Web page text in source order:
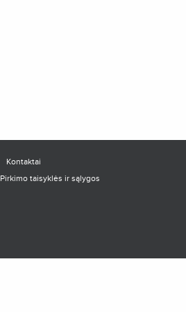
Kontaktai
Pirkimo taisyklės ir sąlygos